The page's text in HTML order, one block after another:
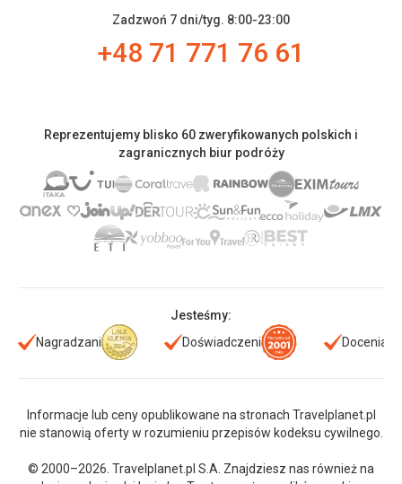
Zadzwoń 7 dni/tyg. 8:00-23:00
+48 71 771 76 61
Reprezentujemy blisko 60 zweryfikowanych polskich i
zagranicznych biur podróży
Jesteśmy:
Nagradzani
Doświadczeni Doceniani
Informacje lub ceny opublikowane na stronach Travelplanet.pl
nie stanowią oferty w rozumieniu przepisów kodeksu cywilnego.
© 2000–2026. Travelplanet.pl S.A. Znajdziesz nas również na